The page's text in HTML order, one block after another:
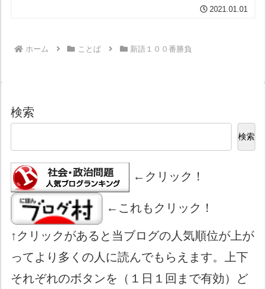
乗り切ることができました。ありがとう
2021.01.01
ホーム ことば 新語１００番勝負
検索
検索
←クリック！
←これもクリック！
↑クリックがあると当ブログの人気順位が上が
ってより多くの人に読んでもらえます。上下
それぞれのボタンを（１日１回まで有効）ど